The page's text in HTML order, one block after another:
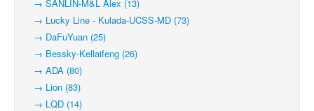
→ SANLIN-M&L Alex (13)
→ Lucky Line - Kulada-UCSS-MD (73)
→ DaFuYuan (25)
→ Bessky-Kellaifeng (26)
→ ADA (80)
→ Lion (83)
→ LQD (14)